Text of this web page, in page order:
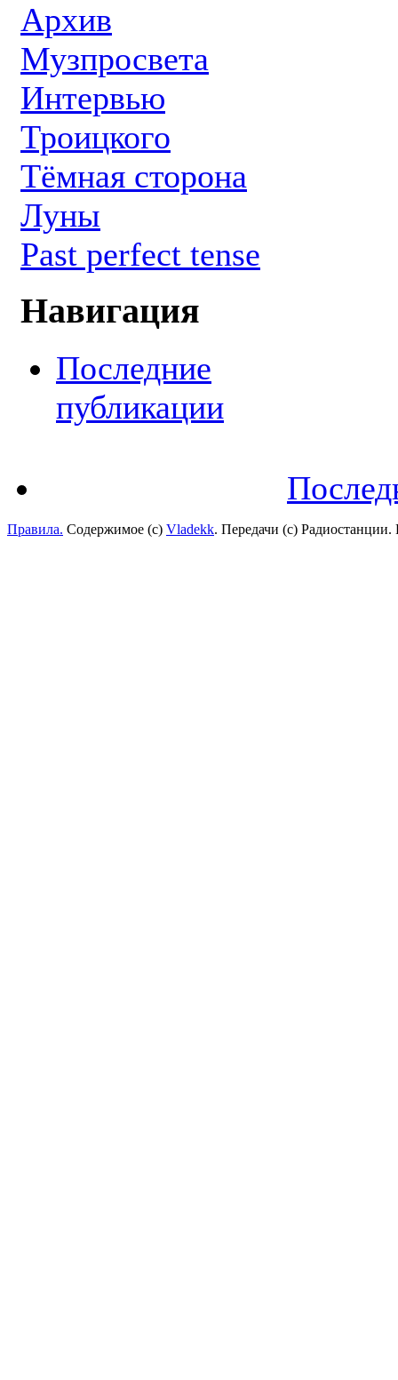
Архив
Музпросвета
Интервью
Троицкого
Тёмная сторона
Луны
Past perfect tense
Навигация
Последние
публикации
Правила. Содержимое (с) Vladekk. Передачи (с)